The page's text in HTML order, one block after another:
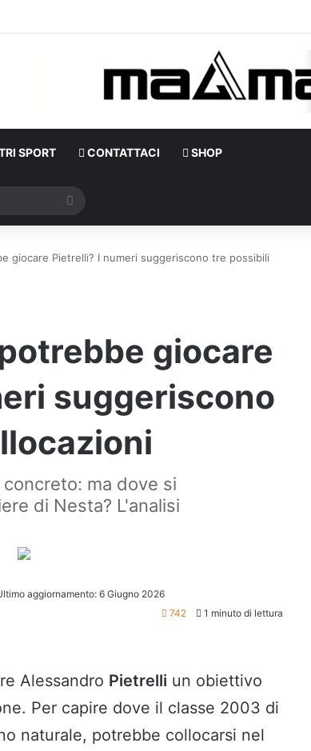
SPORT CONTATTACI SHOP
Cerca
giocare Pietrelli? I numeri suggeriscono tre possibili
giocare
suggeriscono
ma dove si
di Nesta? L'analisi
aggiornamento: 6 Giugno 2026
742
1 minuto di lettura
Alessandro Pietrelli un obiettivo
Per capire dove il classe 2003 di
naturale, potrebbe collocarsi nel